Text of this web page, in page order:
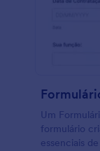
Um
formulário
essenciais